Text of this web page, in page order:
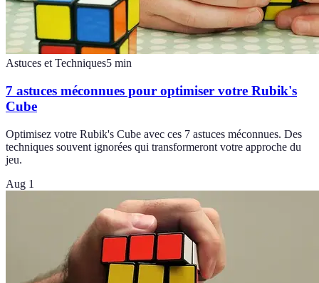
Astuces et Techniques5 min
7 astuces méconnues pour optimiser votre Rubik's
Cube
Optimisez votre Rubik's Cube avec ces 7 astuces méconnues. Des
techniques souvent ignorées qui transformeront votre approche du
jeu.
Aug 1